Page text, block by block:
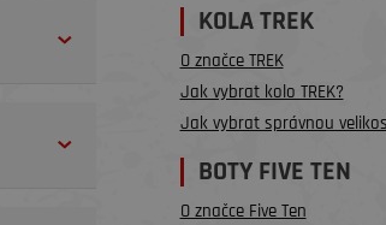
KOLA TREK
O značce TREK
Jak vybrat kolo TREK?
Jak vybrat správnou
BOTY FIVE TEN
O značce Five Ten